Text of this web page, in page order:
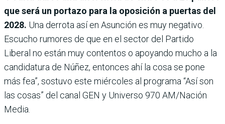
que será un portazo para la oposición a puertas del
2028. Una derrota así en Asunción es muy negativo.
Escucho rumores de que en el sector del Partido
Liberal no están muy contentos o apoyando mucho a la
candidatura de Núñez, entonces ahí la cosa se pone
más fea”, sostuvo este miércoles al programa “Así son
las cosas” del canal GEN y Universo 970 AM/Nación
Media.